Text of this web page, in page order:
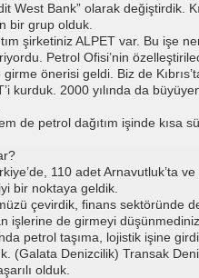
West Bank” olarak değiştirdik.
bir grup olduk.
şirketiniz ALPET var. Bu işe
Petrol Ofisi’nin
girme önerisi geldi. Biz de
kurduk. 2000 yılında da
de petrol dağıtım işinde kısa
110 adet Arnavutluk’ta ve
bir noktaya geldik.
çevirdik, finans sektöründe
işlerine de girmeyi
petrol taşıma, lojistik işine
(Galata Denizcilik) Transak
olduk.